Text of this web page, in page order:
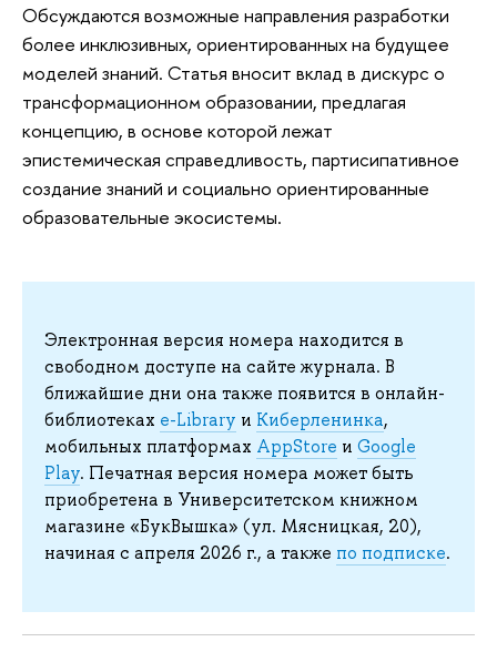
Обсуждаются возможные направления разработки
более инклюзивных, ориентированных на будущее
моделей знаний. Статья вносит вклад в дискурс о
трансформационном образовании, предлагая
концепцию, в основе которой лежат
эпистемическая справедливость, партисипативное
создание знаний и социально ориентированные
образовательные экосистемы.
Электронная версия номера находится в
свободном доступе на сайте журнала. В
ближайшие дни она также появится в онлайн-
библиотеках e-Library и Киберленинка,
мобильных платформах AppStore и Google
Play. Печатная версия номера может быть
приобретена в Университетском книжном
магазине «БукВышка» (ул. Мясницкая, 20),
начиная с апреля 2026 г., а также по подписке.